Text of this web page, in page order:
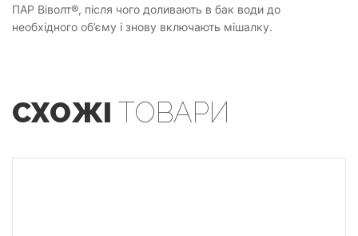
ПАР Віволт®, після чого доливають в бак води до
необхідного об’єму і знову включають мішалку.
СХОЖІ ТОВАРИ